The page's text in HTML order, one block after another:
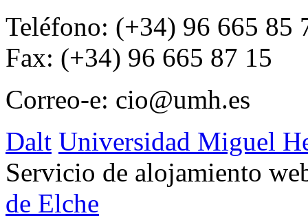
Teléfono: (+34) 96 665 85
Fax: (+34) 96 665 87 15
Correo-e: cio@umh.es
Dalt Universidad Miguel
Servicio de alojamiento
de Elche